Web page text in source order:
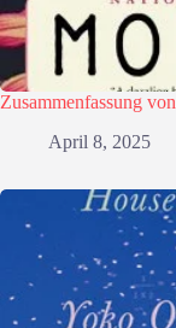
Zusammenfassung
April 8, 2025